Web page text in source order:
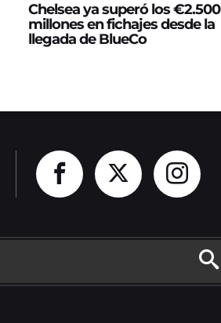
Chelsea ya superó los €2.500
millones en fichajes desde la
llegada de BlueCo